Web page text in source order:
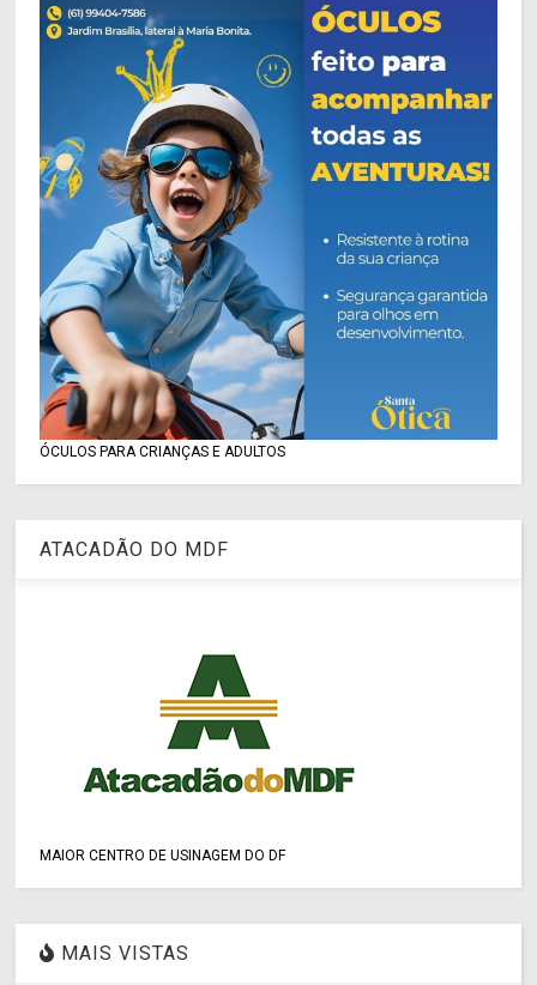
ÓCULOS PARA CRIANÇAS E ADULTOS
ATACADÃO DO MDF
MAIOR CENTRO DE USINAGEM DO DF
MAIS VISTAS